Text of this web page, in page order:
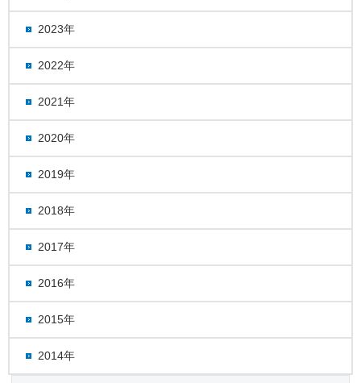
2023年
2022年
2021年
2020年
2019年
2018年
2017年
2016年
2015年
2014年